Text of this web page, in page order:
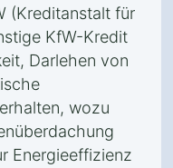
(Kreditanstalt für
KfW-Kredit
Darlehen von
wozu
Energieeffizienz